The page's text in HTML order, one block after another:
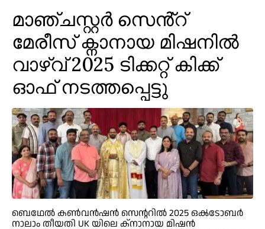
മാഞ്ചസ്റ്റർ സെൻ്റ്
മേരീസ് ക്നാനായ മിഷനിൽ
വാഴ്‌വ് 2025 ടിക്കറ്റ് കിക്ക്
ഓഫ് നടത്തപ്പെട്ടു
ബെഥേൽ കൺവൻഷൻ സെൻ്ററിൽ 2025 ഒൿടോബർ
നാലാം തീയതി UK യിലെ ക്നാനായ മിഷൻ